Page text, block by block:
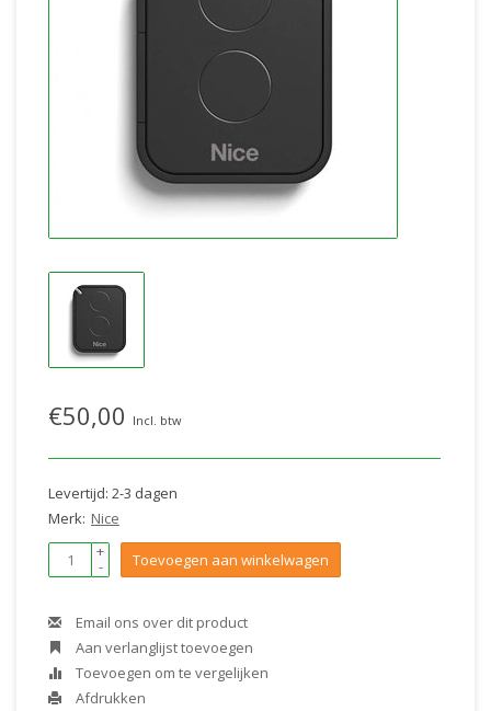
€50,00 Incl. btw
Levertijd: 2-3 dagen
Merk: Nice
+
- Toevoegen aan winkelwagen
Email ons over dit product
Aan verlanglijst toevoegen
Toevoegen om te vergelijken
Afdrukken